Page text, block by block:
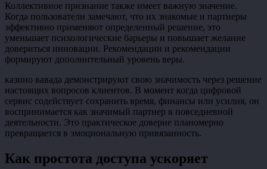
Коллективное признание также имеет важную значение.
Когда пользователи замечают, что их знакомые и партнеры
эффективно применяют определенный решение, это
уменьшает психологические барьеры и повышает желание
довериться инновации. Рекомендации и рекомендации
формируют дополнительный уровень веры.
казино вавада демонстрируют свою значимость через решение
настоящих вопросов клиентов. В момент когда цифровой
сервис содействует сохранить время, финансы или усилия, он
воспринимается как значимый партнер в повседневной
деятельности. Это практическое доверие планомерно
превращается в эмоциональную привязанность.
Как простота доступа ускоряет